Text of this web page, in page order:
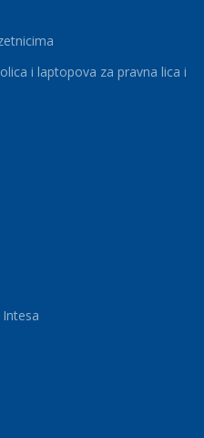
i laptopova za pravna lica i